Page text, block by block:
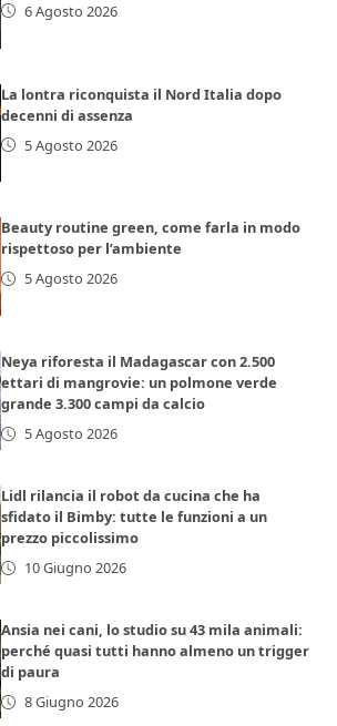
6 Agosto 2026
La lontra riconquista il Nord Italia dopo
decenni di assenza
5 Agosto 2026
Beauty routine green, come farla in modo
rispettoso per l’ambiente
5 Agosto 2026
Neya riforesta il Madagascar con 2.500
ettari di mangrovie: un polmone verde
grande 3.300 campi da calcio
5 Agosto 2026
Lidl rilancia il robot da cucina che ha
sfidato il Bimby: tutte le funzioni a un
prezzo piccolissimo
10 Giugno 2026
Ansia nei cani, lo studio su 43 mila animali:
perché quasi tutti hanno almeno un trigger
di paura
8 Giugno 2026